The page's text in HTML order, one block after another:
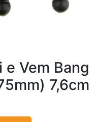
e Vem Bang
7,6cm